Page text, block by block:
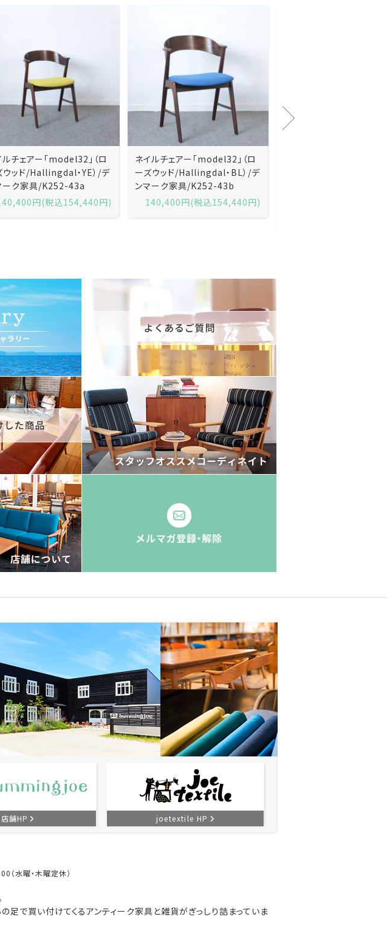
ルチェアー「model32」（ロ
ウッド/Hallingdal・BL）/デ
ーク家具/K252-43b
円(税込154,440円)
Kai Kristiansenカイ・クリスチ
ャンセン/ダイニングチェアー
「No.42」（ローズウッド・レザー
黒）/デンマーク家具/J252-57j
店舗HP joetextile HP
曜・木曜定休）
足で買い付けてくるアンティーク家具と雑貨がぎっしり詰まっていま